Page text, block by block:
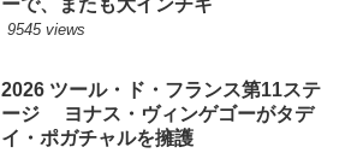
ーで、またも大インチキ
9545 views
2026 ツール・ド・フランス第11ステ
ージ ヨナス・ヴィンゲゴーがタデ
イ・ポガチャルを擁護